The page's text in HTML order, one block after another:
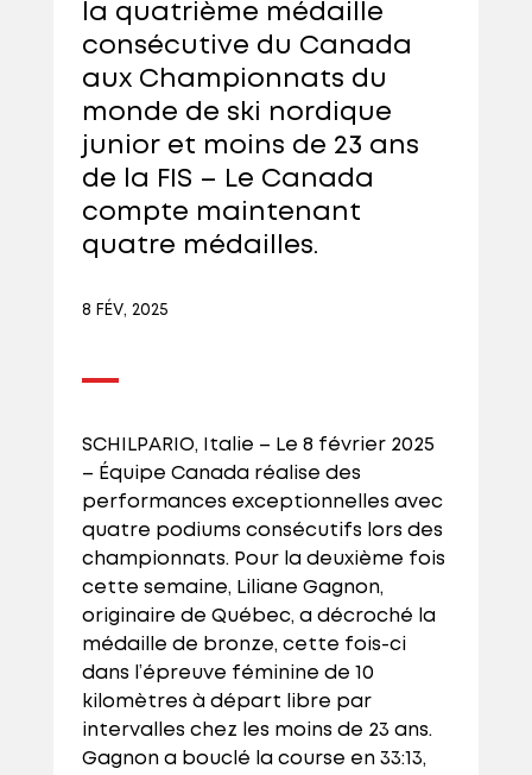
la quatrième médaille
consécutive du Canada
aux Championnats du
monde de ski nordique
junior et moins de 23 ans
de la FIS – Le Canada
compte maintenant
quatre médailles.
8 FÉV, 2025
SCHILPARIO, Italie – Le 8 février 2025
– Équipe Canada réalise des
performances exceptionnelles avec
quatre podiums consécutifs lors des
championnats. Pour la deuxième fois
cette semaine, Liliane Gagnon,
originaire de Québec, a décroché la
médaille de bronze, cette fois-ci
dans l’épreuve féminine de 10
kilomètres à départ libre par
intervalles chez les moins de 23 ans.
Gagnon a bouclé la course en 33:13,